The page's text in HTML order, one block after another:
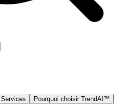
Services
Pourquoi choisir TrendAI™